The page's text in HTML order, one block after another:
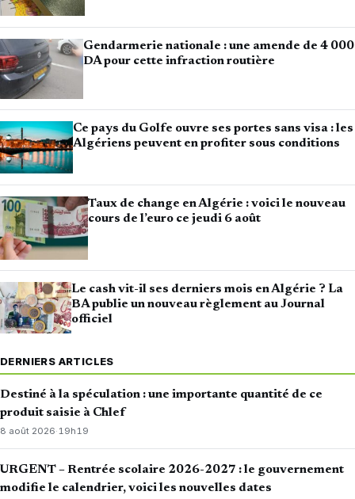
Gendarmerie nationale : une amende de 4 000
DA pour cette infraction routière
Ce pays du Golfe ouvre ses portes sans visa : les
Algériens peuvent en profiter sous conditions
Taux de change en Algérie : voici le nouveau
cours de l’euro ce jeudi 6 août
Le cash vit-il ses derniers mois en Algérie ? La
BA publie un nouveau règlement au Journal
officiel
DERNIERS ARTICLES
Destiné à la spéculation : une importante quantité de ce
produit saisie à Chlef
8 août 2026·19h19
URGENT – Rentrée scolaire 2026-2027 : le gouvernement
modifie le calendrier, voici les nouvelles dates